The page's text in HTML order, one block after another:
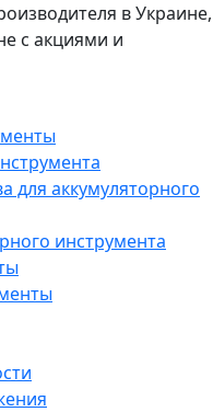
в Украине,
с акциями и
для аккумуляторного
инструмента